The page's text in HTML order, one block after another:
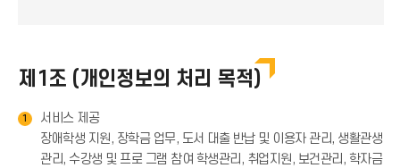
제1조 (개인정보의 처리 목적)
1
서비스 제공
장애학생 지원, 장학금 업무, 도서 대출 반납 및 이용자 관리, 생활관생
관리, 수강생 및 프로 그램 참여 학생관리, 취업지원, 보건관리, 학자금